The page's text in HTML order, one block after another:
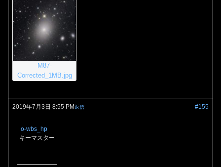
M87-
Corrected_1MB.jpg
2019年7月3日 8:55 PM #155
返信
o-wbs_hp
キーマスター